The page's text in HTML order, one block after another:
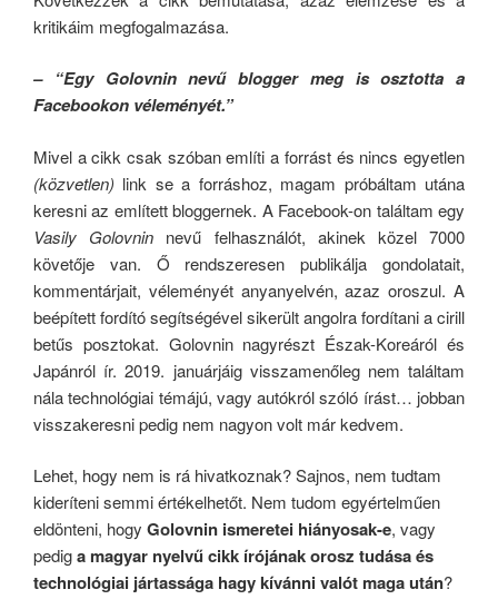
kritikáim megfogalmazása.
– “Egy Golovnin nevű blogger meg is osztotta a
Facebookon véleményét.”
Mivel a cikk csak szóban említi a forrást és nincs egyetlen
(közvetlen) link se a forráshoz, magam próbáltam utána
keresni az említett bloggernek. A Facebook-on találtam egy
Vasily Golovnin nevű felhasználót, akinek közel 7000
követője van. Ő rendszeresen publikálja gondolatait,
kommentárjait, véleményét anyanyelvén, azaz oroszul. A
beépített fordító segítségével sikerült angolra fordítani a cirill
betűs posztokat. Golovnin nagyrészt Észak-Koreáról és
Japánról ír. 2019. januárjáig visszamenőleg nem találtam
nála technológiai témájú, vagy autókról szóló írást… jobban
visszakeresni pedig nem nagyon volt már kedvem.
Lehet, hogy nem is rá hivatkoznak? Sajnos, nem tudtam
kideríteni semmi értékelhetőt. Nem tudom egyértelműen
eldönteni, hogy Golovnin ismeretei hiányosak-e, vagy
pediga magyar nyelvű cikk írójának orosz tudása és
technológiai jártassága hagy kívánni valót maga után?